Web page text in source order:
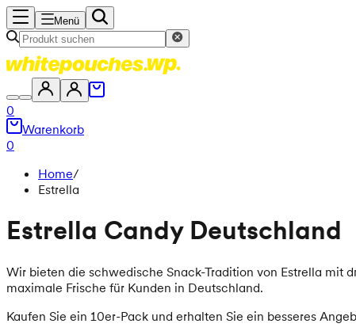
Menü
0
Warenkorb
0
Home/
Estrella
Estrella Candy Deutschland
Wir bieten die schwedische Snack-Tradition von Estrella mit
maximale Frische für Kunden in Deutschland.
Kaufen Sie ein 10er-Pack und erhalten Sie ein besseres